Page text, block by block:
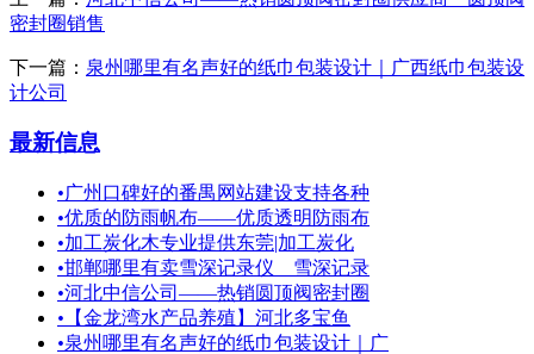
密封圈销售
下一篇： 泉州哪里有名声好的纸巾包装设计｜广西纸巾包装设
计公司
最新信息
•广州口碑好的番禺网站建设支持各种
•优质的防雨帆布——优质透明防雨布
•加工炭化木专业提供东莞|加工炭化
•邯郸哪里有卖雪深记录仪 雪深记录
•河北中信公司——热销圆顶阀密封圈
• 【金龙湾水产品养殖】河北多宝鱼
•泉州哪里有名声好的纸巾包装设计｜广